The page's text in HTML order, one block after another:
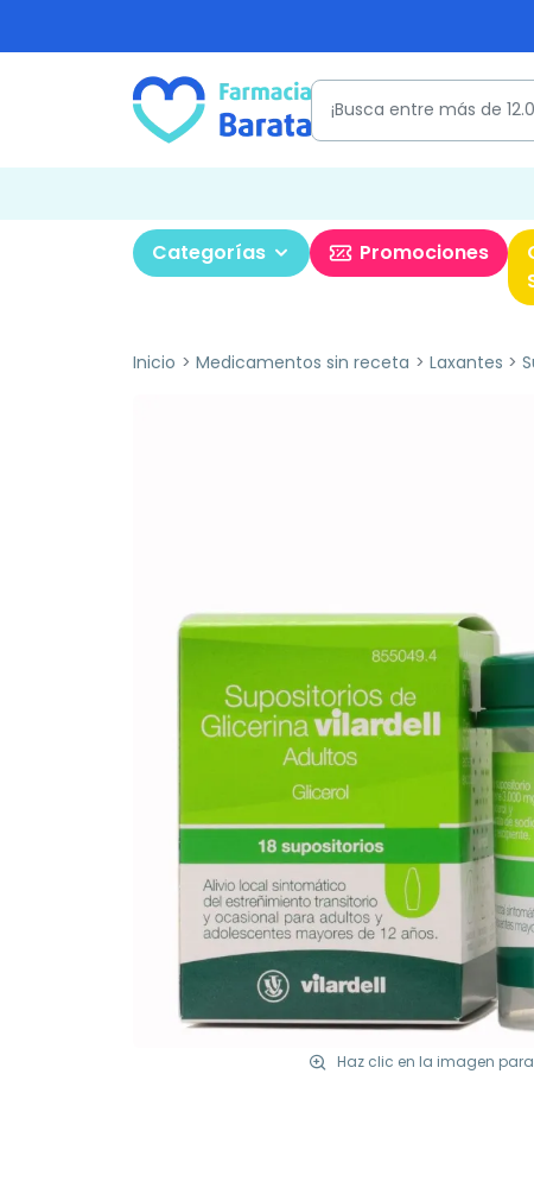
Categorías Promociones
Inicio Medicamentos sin receta Laxantes
Haz clic en la imagen